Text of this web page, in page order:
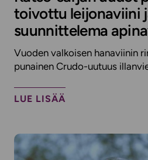
toivottu leijonaviini
suunnittelema
Vuoden valkoisen hanaviinin
punainen Crudo-uutuus
LUE LISÄÄ